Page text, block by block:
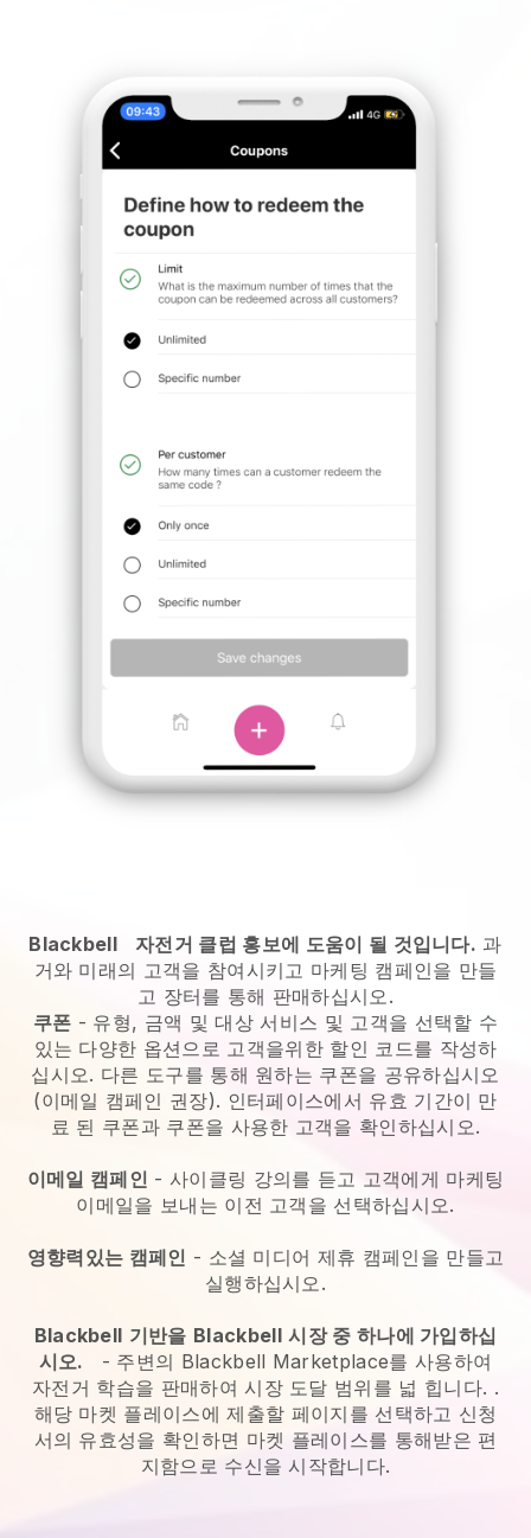
Blackbell 자전거 클럽 홍보에 도움이 될 것입니다. 과
거와 미래의 고객을 참여시키고 마케팅 캠페인을 만들
고 장터를 통해 판매하십시오.
쿠폰 - 유형, 금액 및 대상 서비스 및 고객을 선택할 수
있는 다양한 옵션으로 고객을위한 할인 코드를 작성하
십시오. 다른 도구를 통해 원하는 쿠폰을 공유하십시오
(이메일 캠페인 권장). 인터페이스에서 유효 기간이 만
료 된 쿠폰과 쿠폰을 사용한 고객을 확인하십시오.
이메일 캠페인 - 사이클링 강의를 듣고 고객에게 마케팅
이메일을 보내는 이전 고객을 선택하십시오.
영향력있는 캠페인 - 소셜 미디어 제휴 캠페인을 만들고
실행하십시오.
Blackbell 기반을 Blackbell 시장 중 하나에 가입하십
시오.
- 주변의 Blackbell Marketplace를 사용하여
자전거 학습을 판매하여 시장 도달 범위를 넓 힙니다. .
해당 마켓 플레이스에 제출할 페이지를 선택하고 신청
서의 유효성을 확인하면 마켓 플레이스를 통해받은 편
지함으로 수신을 시작합니다.